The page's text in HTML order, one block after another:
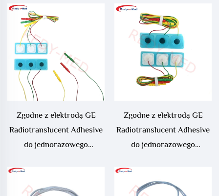
Zgodne z elektrodą GE
Radiotranslucent Adhesive
do jednorazowego
podłączana elektroda EKG
dla dorosłych
Zgodne z elektrodą GE
Radiotranslucent Adhesive
do jednorazowego
podłączana elektroda EKG
dla noworodków